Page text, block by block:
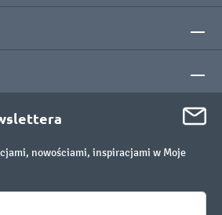
nowościami, inspiracjami w Moje